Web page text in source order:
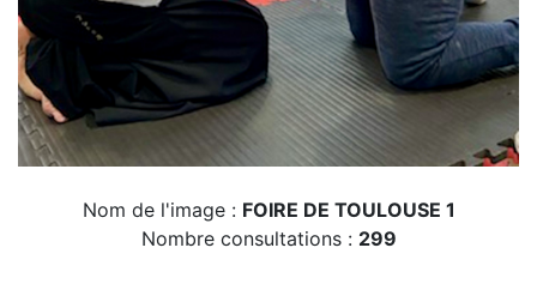
Nom de l'image : FOIRE DE TOULOUSE 1
Nombre consultations : 299